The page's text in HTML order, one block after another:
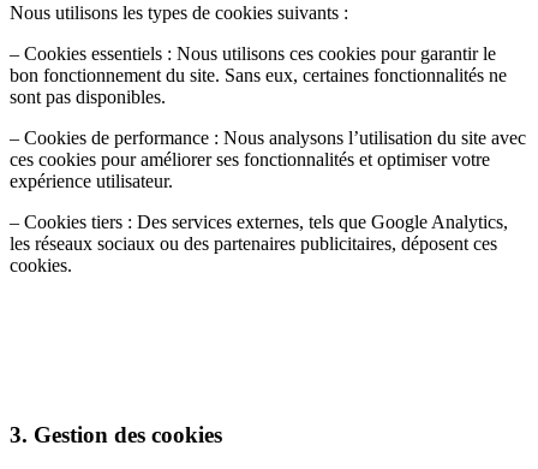
Nous utilisons les types de cookies suivants :
– Cookies essentiels : Nous utilisons ces cookies pour garantir le
bon fonctionnement du site. Sans eux, certaines fonctionnalités ne
sont pas disponibles.
– Cookies de performance : Nous analysons l’utilisation du site avec
ces cookies pour améliorer ses fonctionnalités et optimiser votre
expérience utilisateur.
– Cookies tiers : Des services externes, tels que Google Analytics,
les réseaux sociaux ou des partenaires publicitaires, déposent ces
cookies.
3. Gestion des cookies